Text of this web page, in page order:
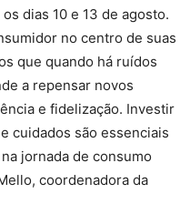
dias 10 e 13 de agosto.
no centro de suas
que quando há ruídos
a repensar novos
e fidelização. Investir
cuidados são essenciais
jornada de consumo
coordenadora da